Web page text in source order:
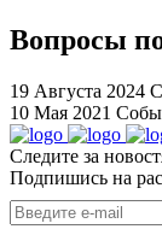
cheap
https://
hilarity
exceptional
method.
with
Вопросы
19 Августа 2024
10 Мая 2021
Следите за
Подпишись на